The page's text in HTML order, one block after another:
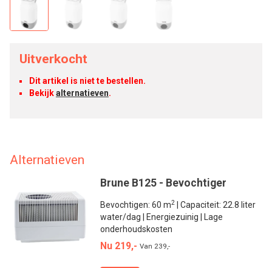
Uitverkocht
Dit artikel is niet te bestellen.
Bekijkalternatieven.
Alternatieven
Brune B125 - Bevochtiger
Bevochtigen: 60 m2
| Capaciteit: 22.8 liter
water/dag | Energiezuinig | Lage
onderhoudskosten
Nu 219,- Van 239,-